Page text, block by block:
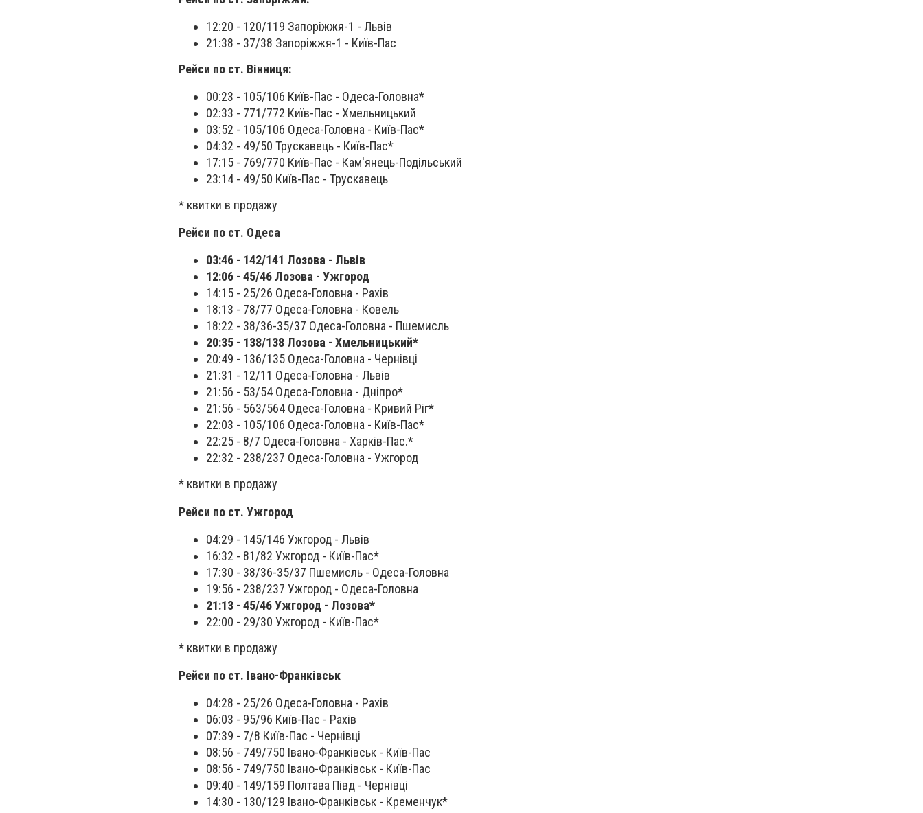
12:20 - 120/119 Запоріжжя-1 - Львів
21:38 - 37/38 Запоріжжя-1 - Київ-Пас
Рейси по ст. Вінниця:
00:23 - 105/106 Київ-Пас - Одеса-Головна*
02:33 - 771/772 Київ-Пас - Хмельницький
03:52 - 105/106 Одеса-Головна - Київ-Пас*
04:32 - 49/50 Трускавець - Київ-Пас*
17:15 - 769/770 Київ-Пас - Кам'янець-Подільський
23:14 - 49/50 Київ-Пас - Трускавець‍
* квитки в продажу
Рейси по ст. Одеса
03:46 - 142/141 Лозова - Львів
12:06 - 45/46 Лозова - Ужгород
14:15 - 25/26 Одеса-Головна - Рахів
18:13 - 78/77 Одеса-Головна - Ковель
18:22 - 38/36-35/37 Одеса-Головна - Пшемисль
20:35 - 138/138 Лозова - Хмельницький*
20:49 - 136/135 Одеса-Головна - Чернівці
21:31 - 12/11 Одеса-Головна - Львів
21:56 - 53/54 Одеса-Головна - Дніпро*
21:56 - 563/564 Одеса-Головна - Кривий Ріг*
22:03 - 105/106 Одеса-Головна - Київ-Пас*
22:25 - 8/7 Одеса-Головна - Харків-Пас.*
22:32 - 238/237 Одеса-Головна - Ужгород
* квитки в продажу
Рейси по ст. Ужгород
04:29 - 145/146 Ужгород - Львів
16:32 - 81/82 Ужгород - Київ-Пас*
17:30 - 38/36-35/37 Пшемисль - Одеса-Головна
19:56 - 238/237 Ужгород - Одеса-Головна
21:13 - 45/46 Ужгород - Лозова*
22:00 - 29/30 Ужгород - Київ-Пас*‍
* квитки в продажу
Рейси по ст. Івано-Франківськ
04:28 - 25/26 Одеса-Головна - Рахів
06:03 - 95/96 Київ-Пас - Рахів
07:39 - 7/8 Київ-Пас - Чернівці
08:56 - 749/750 Івано-Франківськ - Київ-Пас
08:56 - 749/750 Івано-Франківськ - Київ-Пас
09:40 - 149/159 Полтава Півд - Чернівці
14:30 - 130/129 Івано-Франківськ - Кременчук*